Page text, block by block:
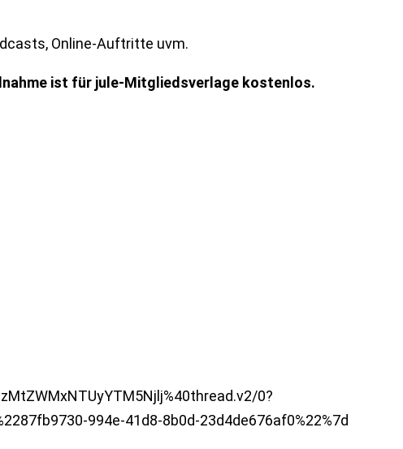
Online-Auftritte uvm.
ist für jule-Mitgliedsverlage kostenlos.
0?
994e-41d8-8b0d-23d4de676af0%22%7d